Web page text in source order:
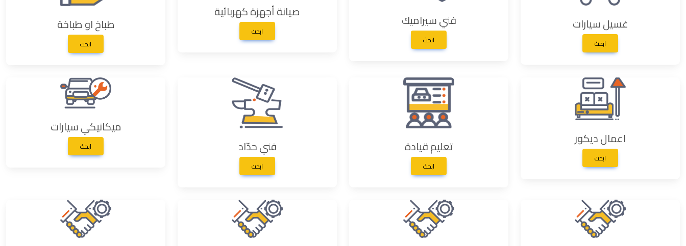
غسيل سيارات
ابحث
فني سيراميك
ابحث
صيانة أجهزة كهربائية
ابحث طباخ او طباخة
ابحث
اعمال ديكور
ابحث
تعليم قيادة
ابحث
فني حدّاد
ابحث
ميكانيكي سيارات
ابحث